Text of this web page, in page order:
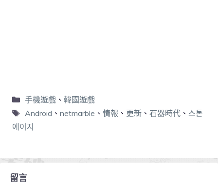
手機遊戲、 韓國遊戲
Android 、 netmarble 、 情報 、 更新、 石器時代、 스톤
에이지
留言